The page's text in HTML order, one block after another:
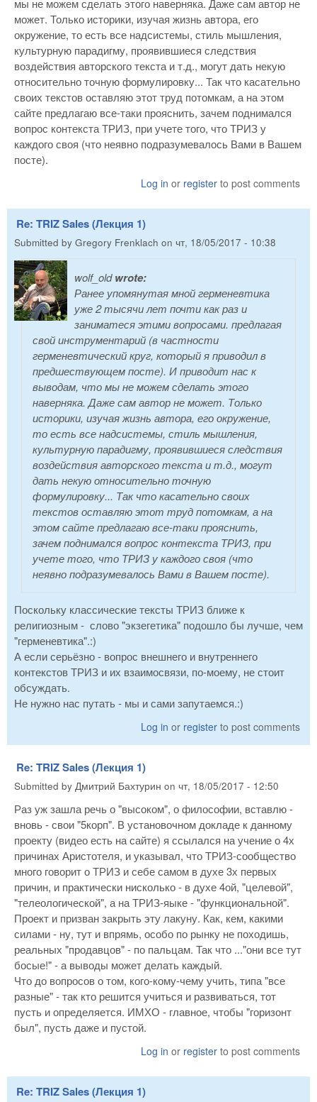
мы не можем сделать этого наверняка. Даже сам автор не
может. Только историки, изучая жизнь автора, его
окружение, то есть все надсистемы, стиль мышления,
культурную парадигму, проявившиеся следствия
воздействия авторского текста и т.д., могут дать некую
относительно точную формулировку... Так что касательно
своих текстов оставляю этот труд потомкам, а на этом
сайте предлагаю все-таки прояснить, зачем поднимался
вопрос контекста ТРИЗ, при учете того, что ТРИЗ у
каждого своя (что неявно подразумевалось Вами в Вашем
посте).
Log in or register to post comments
Re: TRIZ Sales (Лекция 1)
Submitted by Gregory Frenklach on чт, 18/05/2017 - 10:38
wolf_oldwrote:
Ранее упомянутая мной герменевтика
уже 2 тысячи лет почти как раз и
заниматеся этими вопросами. предлагая
свой инструментарий (в частности
герменевтический круг, который я приводил в
предшествующем посте). И приводит нас к
выводам, что мы не можем сделать этого
наверняка. Даже сам автор не может. Только
историки, изучая жизнь автора, его окружение,
то есть все надсистемы, стиль мышления,
культурную парадигму, проявившиеся следствия
воздействия авторского текста и т.д., могут
дать некую относительно точную
формулировку... Так что касательно своих
текстов оставляю этот труд потомкам, а на
этом сайте предлагаю все-таки прояснить,
зачем поднимался вопрос контекста ТРИЗ, при
учете того, что ТРИЗ у каждого своя (что
неявно подразумевалось Вами в Вашем посте).
Поскольку классические тексты ТРИЗ ближе к
религиозным - слово "экзегетика" подошло бы лучше, чем
"герменевтика".:)
А если серьёзно - вопрос внешнего и внутреннего
контекстов ТРИЗ и их взаимосвязи, по-моему, не стоит
обсуждать.
Не нужно нас путать - мы и сами запутаемся.:)
Log in or register to post comments
Re: TRIZ Sales (Лекция 1)
Submitted by Дмитрий Бахтурин on чт, 18/05/2017 - 12:50
Раз уж зашла речь о "высоком", о философии, вставлю -
вновь - свои "5корп". В установочном докладе к данному
проекту (видео есть на сайте) я ссылался на учение о 4х
причинах Аристотеля, и указывал, что ТРИЗ-сообщество
много говорит о ТРИЗ и себе самом в духе 3х первых
причин, и практически нисколько - в духе 4ой, "целевой",
"телеологической", а на ТРИЗ-яыке - "функциональной".
Проект и призван закрыть эту лакуну. Как, кем, какими
силами - ну, тут и впрямь, особо по рынку не походишь,
реальных "продавцов" - по пальцам. Так что ..."они все тут
босые!" - а выводы может делать каждый.
Что до вопросов о том, кого-кому-чему учить, типа "все
разные" - так кто решится учиться и развиваться, тот
пусть и определяется. ИМХО - главное, чтобы "горизонт
был", пусть даже и пустой.
Log in or register to post comments
Re: TRIZ Sales (Лекция 1)